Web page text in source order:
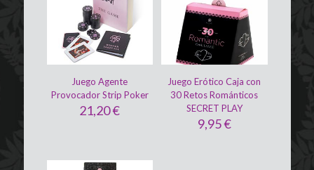
Juego Agente
Provocador Strip Poker
21,20€
Juego Erótico Caja con
30 Retos Románticos
SECRET PLAY
9,95€